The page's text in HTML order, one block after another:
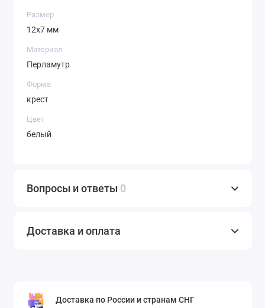
Размер
12х7 мм
Материал
Перламутр
Форма
крест
Цвет
белый
Вопросы и ответы 0
Доставка и оплата
Доставка по России и странам СНГ